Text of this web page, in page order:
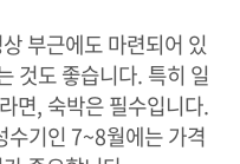
부근에도 마련되어 있
것도 좋습니다. 특히 일
면, 숙박은 필수입니다.
수기인 7~8월에는 가격